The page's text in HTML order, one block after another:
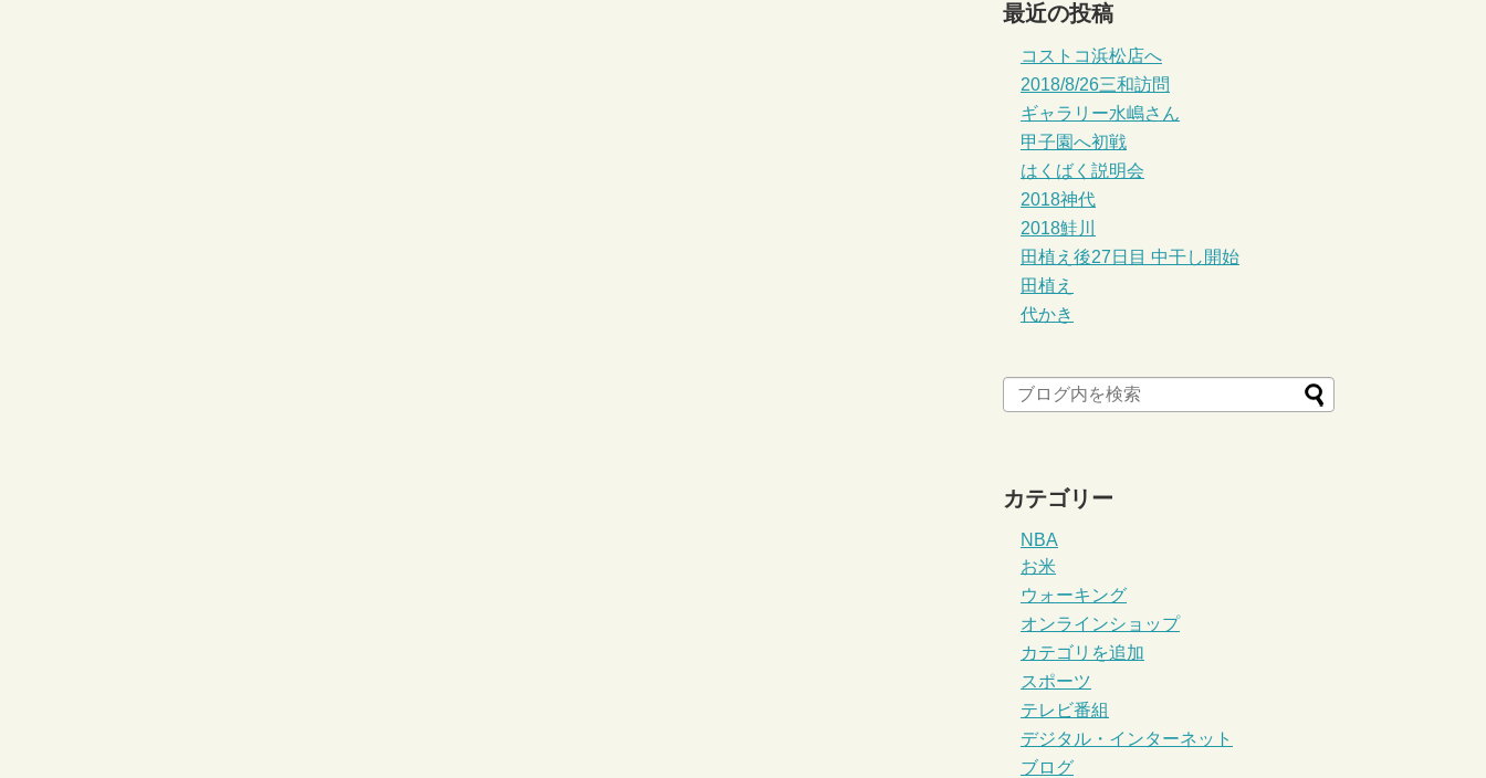
最近の投稿
コストコ浜松店へ
2018/8/26三和訪問
ギャラリー水嶋さん
甲子園へ初戦
はくばく説明会
2018神代
2018鮭川
田植え後27日目 中干し開始
田植え
代かき
カテゴリー
NBA
お米
ウォーキング
オンラインショップ
カテゴリを追加
スポーツ
テレビ番組
デジタル・インターネット
ブログ